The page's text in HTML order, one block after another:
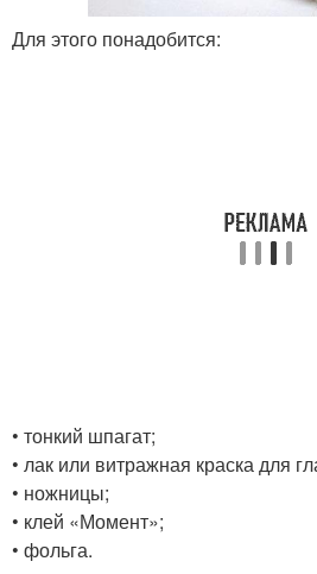
Для этого понадобится:
• тонкий шпагат;
• лак или витражная краска для
• ножницы;
• клей «Момент»;
• фольга.